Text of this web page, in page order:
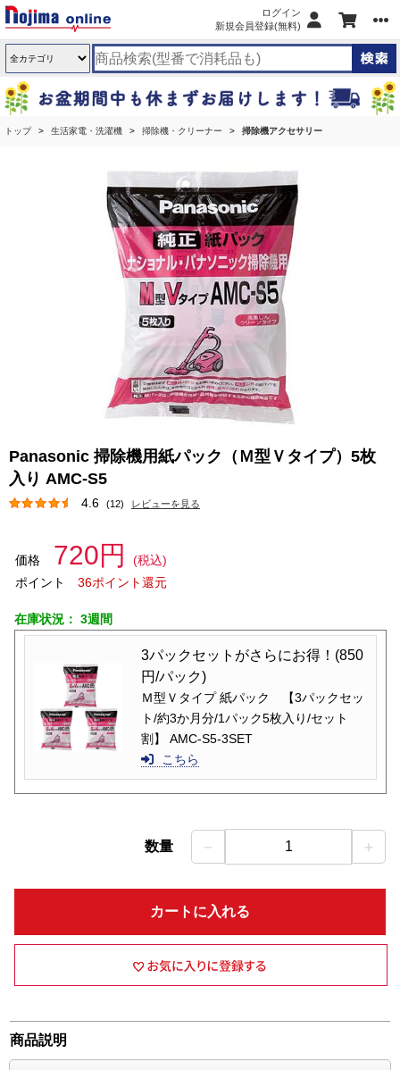
ログイン
新規会員登録(無料)
トップ 生活家電・洗濯機 掃除機・クリーナー 掃除機アクセサリー
Panasonic 掃除機用紙パック（Ｍ型Ｖタイプ）5枚
入り AMC-S5
4.6 (12) レビューを見る
価格 720円
(税込)
ポイント
36ポイント還元
在庫状況： 3週間
3パックセットがさらにお得！(850
円/パック)
Ｍ型Ｖタイプ 紙パック 【3パックセッ
ト/約3か月分/1パック5枚入り/セット
割】 AMC-S5-3SET
こちら
数量 － 1 ＋
カートに入れる
商品説明